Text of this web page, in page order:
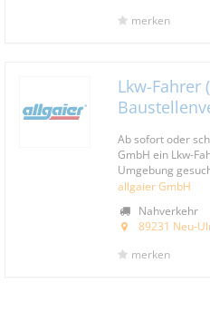
merken
Lkw-
Ab sofort oder
GmbH ein Lkw-
Umgebung
allgaier GmbH
Nahverkehr
89231 Neu-
merken